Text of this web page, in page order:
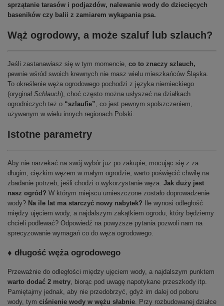
sprzątanie tarasów i podjazdów, nalewanie wody do dziecięcych
baseników czy balii z zamiarem wykąpania psa.
Wąż ogrodowy, a może szaluf lub szlauch?
Jeśli zastanawiasz się w tym momencie, co to znaczy szlauch,
pewnie wśród swoich krewnych nie masz wielu mieszkańców Śląska.
To określenie węża ogrodowego pochodzi z języka niemieckiego
(oryginał Schlauch), choć często można usłyszeć na działkach
ogrodniczych też o “szlaufie” , co jest pewnym spolszczeniem,
używanym w wielu innych regionach Polski.
Istotne parametry
Aby nie narzekać na swój wybór już po zakupie, mocując się z za
długim, ciężkim wężem w małym ogrodzie, warto poświęcić chwilę na
zbadanie potrzeb, jeśli chodzi o wykorzystanie węża. Jak duży jest
nasz ogród? W którym miejscu umieszczone zostało doprowadzenie
wody? Na ile lat ma starczyć nowy nabytek? Ile wynosi odległość
między ujęciem wody, a najdalszym zakątkiem ogrodu, który będziemy
chcieli podlewać? Odpowiedź na powyższe pytania pozwoli nam na
sprecyzowanie wymagań co do węża ogrodowego.
♦ długość węża ogrodowego
Przeważnie do odległości między ujęciem wody, a najdalszym punktem
warto dodać 2 metry , biorąc pod uwagę napotykane przeszkody itp.
Pamiętajmy jednak, aby nie przedobrzyć, gdyż im dalej od poboru
wody, tym ciśnienie wody w wężu słabnie . Przy rozbudowanej działce